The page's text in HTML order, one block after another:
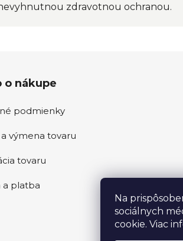
Na
sociálnych
cookie. Viac
zdravotnou ochranou.
o nákupe
podmienky
výmena tovaru
tovaru
a platba